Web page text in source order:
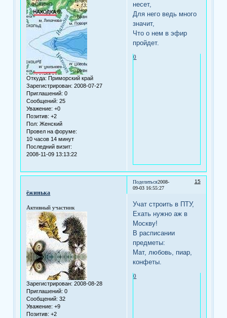
Откуда: Приморский край
Зарегистрирован: 2008-07-27
Приглашений: 0
Сообщений: 25
Уважение: +0
Позитив: +2
Пол: Женский
Провел на форуме:
10 часов 14 минут
Последний визит:
2008-11-09 13:13:22
несет,
Для него ведь много
значит,
Что о нем в эфир
пройдет.
0
Поделиться 15
2008-
09-03 16:55:27
ёжинька
Активный участник
Зарегистрирован: 2008-08-28
Приглашений: 0
Сообщений: 32
Уважение: +9
Позитив: +2
Учат строить в ПТУ,
Ехать нужно аж в
Москву!
В расписании
предметы:
Мат, любовь, пиар,
конфеты.
0